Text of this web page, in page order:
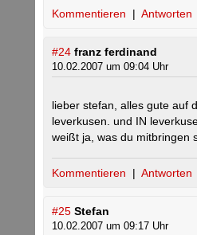
Kommentieren | Antworten
#24 franz ferdinand
10.02.2007 um 09:04 Uhr
lieber stefan, alles gute auf
leverkusen. und IN
weißt ja, was du mitbringen
Kommentieren | Antworten
#25 Stefan
10.02.2007 um 09:17 Uhr